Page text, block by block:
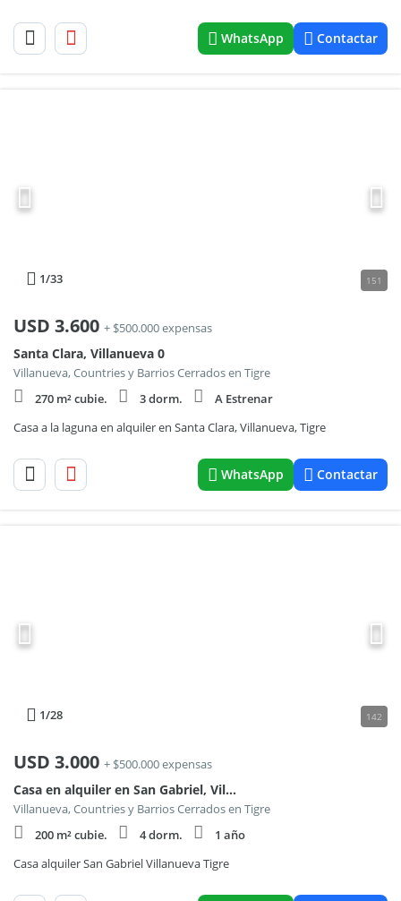
WhatsApp Contactar
1/33 151
USD 3.600 + $500.000 expensas
Santa Clara, Villanueva 0
Villanueva, Countries y Barrios Cerrados en Tigre
270 m² cubie.
3 dorm.
A Estrenar
Casa a la laguna en alquiler en Santa Clara, Villanueva, Tigre
WhatsApp Contactar
1/28 142
USD 3.000 + $500.000 expensas
Casa en alquiler en San Gabriel, Villanueva, Tigre.
Villanueva, Countries y Barrios Cerrados en Tigre
200 m² cubie.
4 dorm.
1 año
Casa alquiler San Gabriel Villanueva Tigre